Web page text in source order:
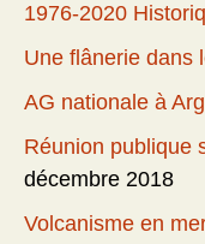
1976-2020
Une flânerie dans
AG nationale à
Réunion publique
décembre 2018
Volcanisme en